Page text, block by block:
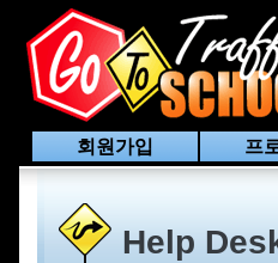
회원가입 프
Help